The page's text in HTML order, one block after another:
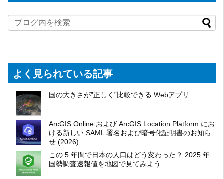
よく見られている記事
国の大きさが”正しく”比較できる Webアプリ
ArcGIS Online および ArcGIS Location Platform にお
ける新しい SAML 署名および暗号化証明書のお知ら
せ (2026)
この 5 年間で日本の人口はどう変わった？ 2025 年
国勢調査速報値を地図で見てみよう